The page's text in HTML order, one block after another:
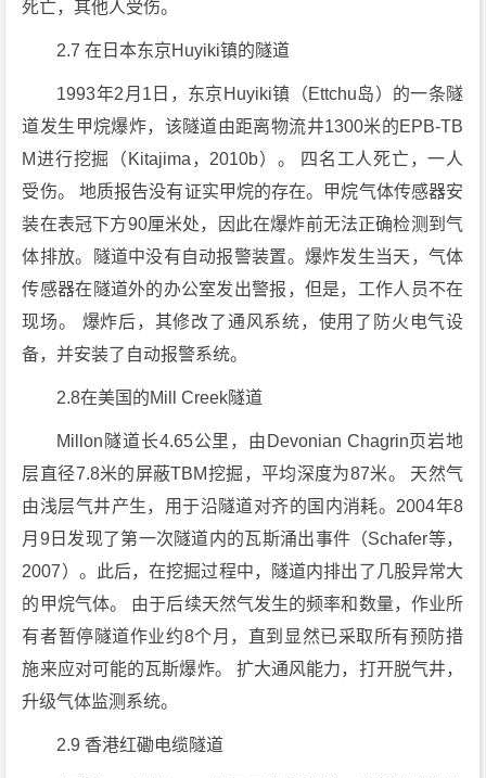
死亡，其他人受伤。
2.7 在日本东京Huyiki镇的隧道
1993年2月1日，东京Huyiki镇（Ettchu岛）的一条隧
道发生甲烷爆炸，该隧道由距离物流井1300米的EPB-TB
M进行挖掘（Kitajima，2010b）。 四名工人死亡，一人
受伤。 地质报告没有证实甲烷的存在。甲烷气体传感器安
装在表冠下方90厘米处，因此在爆炸前无法正确检测到气
体排放。隧道中没有自动报警装置。爆炸发生当天，气体
传感器在隧道外的办公室发出警报，但是，工作人员不在
现场。 爆炸后，其修改了通风系统，使用了防火电气设
备，并安装了自动报警系统。
2.8在美国的Mill Creek隧道
Millon隧道长4.65公里，由Devonian Chagrin页岩地
层直径7.8米的屏蔽TBM挖掘，平均深度为87米。 天然气
由浅层气井产生，用于沿隧道对齐的国内消耗。2004年8
月9日发现了第一次隧道内的瓦斯涌出事件（Schafer等，
2007）。此后，在挖掘过程中，隧道内排出了几股异常大
的甲烷气体。 由于后续天然气发生的频率和数量，作业所
有者暂停隧道作业约8个月，直到显然已采取所有预防措
施来应对可能的瓦斯爆炸。 扩大通风能力，打开脱气井，
升级气体监测系统。
2.9 香港红磡电缆隧道